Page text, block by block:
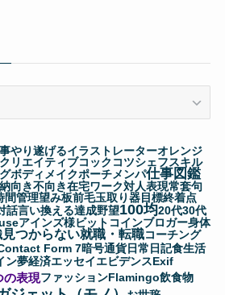
やり遂げるイラストレーターオレンジ
クリエイティブコック コツシェフスキル
ボディメイクポーチメンパ仕事図鑑
向き不向き在宅ワーク対人表現常套句
間管理望み板前毛玉取り器目標終着点
話言い換える達成野望100均20代30代
アインズ様ビットコインブロガー身体
見つからない就職・転職コーチング
Form 7暗号通貨日常 日記食生活
ン夢経済エッセイエビデンスExif
の表現ファッションFlamingo飲食物